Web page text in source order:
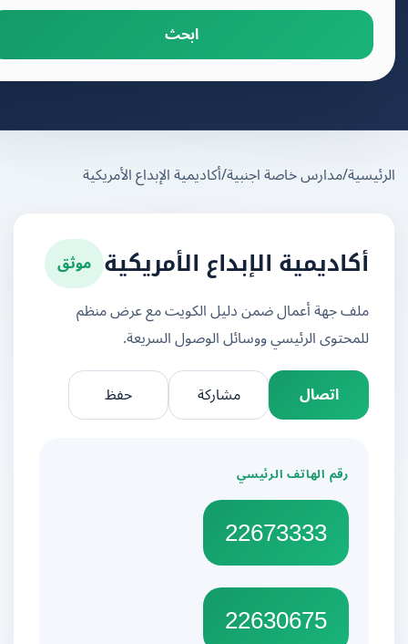
ابحث
/مدارس خاصة اجنبية/أكاديمية الإبداع الأمريكية
أكاديمية الإبداع الأمريكية موثق
ملف جهة أعمال ضمن دليل الكويت مع عرض منظم
للمحتوى الرئيسي ووسائل الوصول السريعة.
اتصال
مشاركة
رقم الهاتف الرئيسي
22673333
22630675